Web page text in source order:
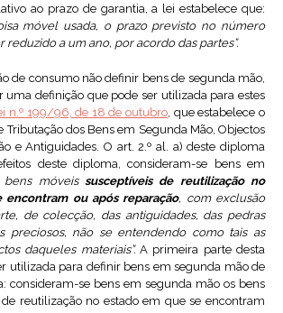
ao prazo de garantia, a lei estabelece que:
móvel usada, o prazo previsto no número
reduzido a um ano, por acordo das partes”.
de consumo não definir bens de segunda mão,
uma definição que pode ser utilizada para estes
n.º 199/96, de 18 de outubro, que estabelece o
Tributação dos Bens em Segunda Mão, Objectos
e Antiguidades. O art. 2.º al. a) deste diploma
deste diploma, consideram-se bens em
bens móveis susceptíveis de reutilização no
encontram ou após reparação, com exclusão
de colecção, das antiguidades, das pedras
preciosos, não se entendendo como tais as
daqueles materiais”. A primeira parte desta
utilizada para definir bens em segunda mão de
consideram-se bens em segunda mão os bens
reutilização no estado em que se encontram